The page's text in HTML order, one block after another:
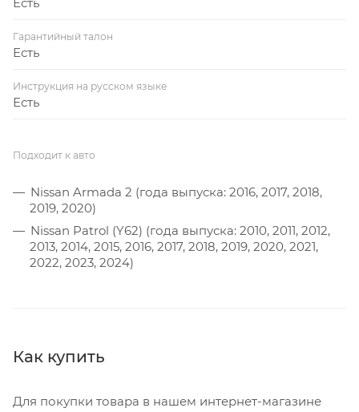
Гарантийный талон
Есть
Инструкция на русском языке
Есть
Подходит к авто
Nissan Armada 2 (года выпуска: 2016, 2017, 2018,
2019, 2020)
Nissan Patrol (Y62) (года выпуска: 2010, 2011, 2012,
2013, 2014, 2015, 2016, 2017, 2018, 2019, 2020, 2021,
2022, 2023, 2024)
Как купить
Для покупки товара в нашем интернет-магазине